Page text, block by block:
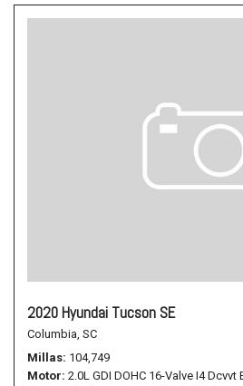
2020 Hyundai Tucson SE
Columbia, SC
Millas 104,749
Motor 2.0L GDI DOHC 16-Valve I4 Dcvvt